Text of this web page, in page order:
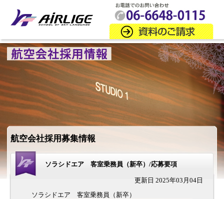
航空会社採用募集情報
ソラシドエア 客室乗務員（新卒）/応募要項
更新日 2025年03月04日
ソラシドエア 客室乗務員（新卒）